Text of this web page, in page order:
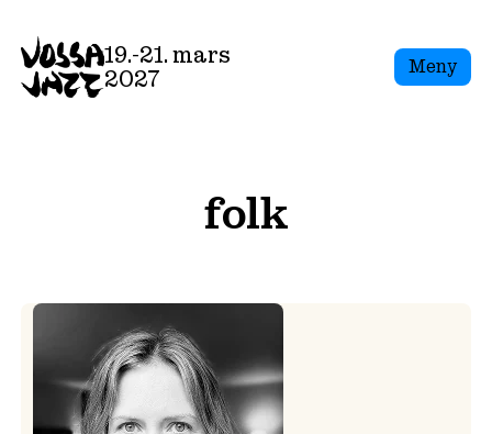
to
content
19.-21. mars
2027
Meny
folk